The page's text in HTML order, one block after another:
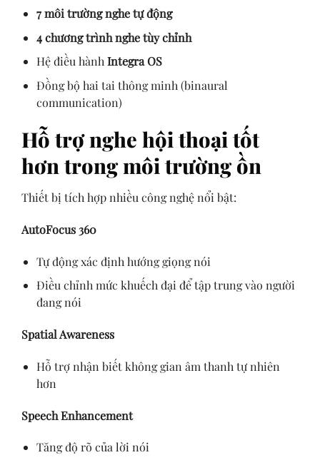
7 môi trường nghe tự động
4 chương trình nghe tùy chỉnh
Hệ điều hànhIntegra OS
Đồng bộ hai tai thông minh (binaural
communication)
Hỗ trợ nghe hội thoại tốt
hơn trong môi trường ồn
Thiết bị tích hợp nhiều công nghệ nổi bật:
AutoFocus 360
Tự động xác định hướng giọng nói
Điều chỉnh mức khuếch đại để tập trung vào người
đang nói
Spatial Awareness
Hỗ trợ nhận biết không gian âm thanh tự nhiên
hơn
Speech Enhancement
Tăng độ rõ của lời nói